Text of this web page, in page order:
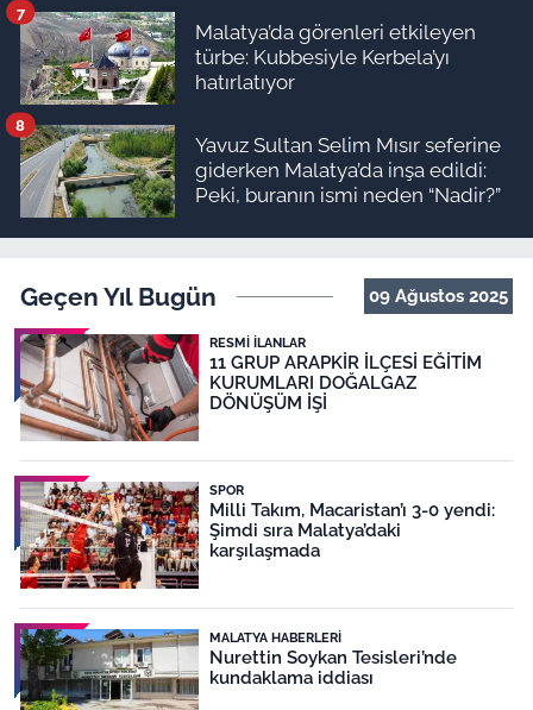
Malatya’da görenleri etkileyen
türbe: Kubbesiyle Kerbela’yı
hatırlatıyor
7
Yavuz Sultan Selim Mısır seferine
giderken Malatya’da inşa edildi:
Peki, buranın ismi neden “Nadir?”
8
Geçen Yıl Bugün 09 Ağustos 2025
RESMI İLANLAR
11 GRUP ARAPKİR İLÇESİ EĞİTİM
KURUMLARI DOĞALGAZ
DÖNÜŞÜM İŞİ
SPOR
Milli Takım, Macaristan’ı 3-0 yendi:
Şimdi sıra Malatya’daki
karşılaşmada
MALATYA HABERLERI
Nurettin Soykan Tesisleri’nde
kundaklama iddiası